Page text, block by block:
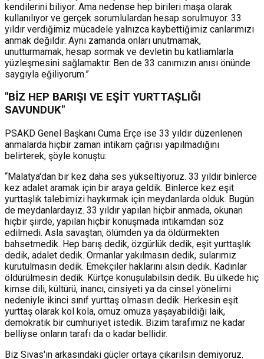
kendilerini biliyor. Ama nedense hep birileri maşa olarak
kullanılıyor ve gerçek sorumlulardan hesap sorulmuyor. 33
yıldır verdiğimiz mücadele yalnızca kaybettiğimiz canlarımızı
anmak değildir. Aynı zamanda onları unutmamak,
unutturmamak, hesap sormak ve devletin bu katliamlarla
yüzleşmesini sağlamaktır. Ben de 33 canımızın anısı önünde
saygıyla eğiliyorum.”
"BİZ HEP BARIŞI VE EŞİT YURTTAŞLIĞI
SAVUNDUK"
PSAKD Genel Başkanı Cuma Erçe ise 33 yıldır düzenlenen
anmalarda hiçbir zaman intikam çağrısı yapılmadığını
belirterek, şöyle konuştu:
“Malatya'dan bir kez daha ses yükseltiyoruz. 33 yıldır binlerce
kez adalet aramak için bir araya geldik. Binlerce kez eşit
yurttaşlık talebimizi haykırmak için meydanlarda olduk. Bugün
de meydanlardayız. 33 yıldır yapılan hiçbir anmada, okunan
hiçbir şiirde, yapılan hiçbir konuşmada intikamdan söz
edilmedi. Asla savaştan, ölümden ya da öldürmekten
bahsetmedik. Hep barış dedik, özgürlük dedik, eşit yurttaşlık
dedik, adalet dedik. Ormanlar yakılmasın dedik, sularımız
kurutulmasın dedik. Emekçiler haklarını alsın dedik. Kadınlar
öldürülmesin dedik. Kürtçe konuşulabilsin dedik. Bu ülkede hiç
kimse dili, kültürü, inancı, cinsiyeti ya da cinsel yönelimi
nedeniyle ikinci sınıf yurttaş olmasın dedik. Herkesin eşit
yurttaş olarak kol kola, omuz omuza yaşayabildiği laik,
demokratik bir cumhuriyet istedik. Bizim tarafımız ne kadar
belliyse onların tarafı da o kadar bellidir.
Biz Sivas'ın arkasındaki güçler ortaya çıkarılsın demiyoruz.